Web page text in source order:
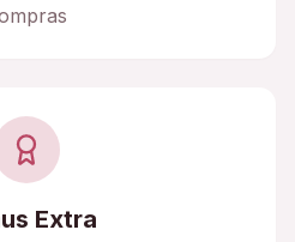
Extra